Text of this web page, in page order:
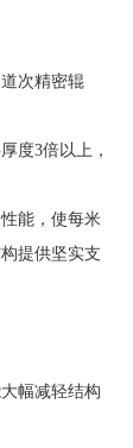
次精密辊
度3倍以上，
能，使每米
提供坚实支
幅减轻结构